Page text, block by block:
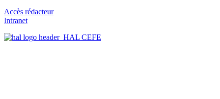
Accès rédacteur
Intranet
HAL CEFE